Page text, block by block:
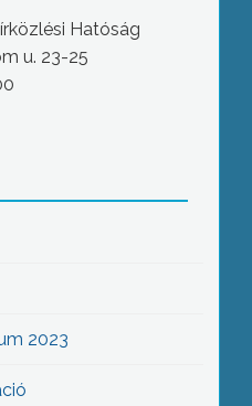
Hatóság
u. 23-25
2023